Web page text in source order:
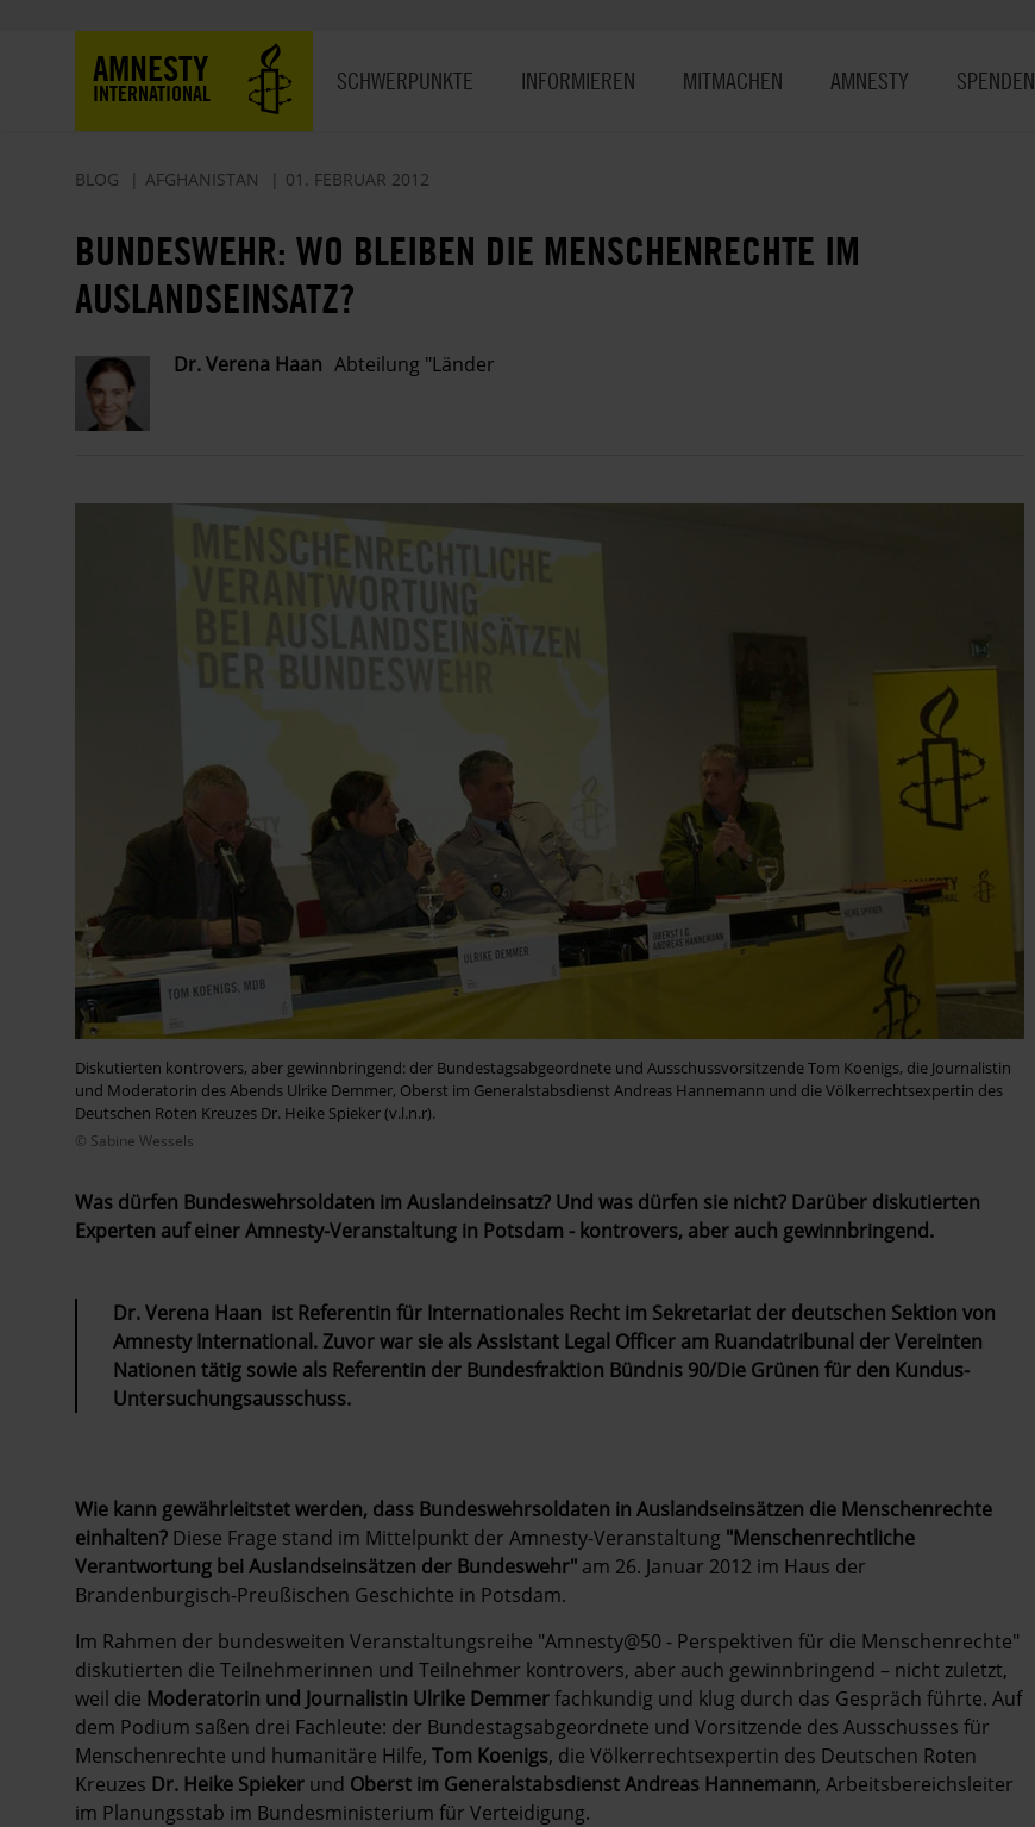
AMNESTY
INTERNATIONAL SCHWERPUNKTE INFORMIEREN MITMACHEN AMNESTY SPENDEN
BLOG AFGHANISTAN 01. FEBRUAR 2012
BUNDESWEHR: WO BLEIBEN DIE MENSCHENRECHTE IM
AUSLANDSEINSATZ?
Dr. Verena Haan Abteilung "Länder
Diskutierten kontrovers, aber gewinnbringend: der Bundestagsabgeordnete und Ausschussvorsitzende Tom Koenigs, die Journalistin
und Moderatorin des Abends Ulrike Demmer, Oberst im Generalstabsdienst Andreas Hannemann und die Völkerrechtsexpertin des
Deutschen Roten Kreuzes Dr. Heike Spieker (v.l.n.r).
© Sabine Wessels
Was dürfen Bundeswehrsoldaten im Auslandeinsatz? Und was dürfen sie nicht? Darüber diskutierten
Experten auf einer Amnesty-Veranstaltung in Potsdam - kontrovers, aber auch gewinnbringend.
Dr. Verena Haan ist Referentin für Internationales Recht im Sekretariat der deutschen Sektion von
Amnesty International. Zuvor war sie als Assistant Legal Officer am Ruandatribunal der Vereinten
Nationen tätig sowie als Referentin der Bundesfraktion Bündnis 90/Die Grünen für den Kundus-
Untersuchungsausschuss.
Wie kann gewährleitstet werden, dass Bundeswehrsoldaten in Auslandseinsätzen die Menschenrechte
einhalten? Diese Frage stand im Mittelpunkt der Amnesty-Veranstaltung "Menschenrechtliche
Verantwortung bei Auslandseinsätzen der Bundeswehr" am 26. Januar 2012 im Haus der
Brandenburgisch-Preußischen Geschichte in Potsdam.
Im Rahmen der bundesweiten Veranstaltungsreihe "Amnesty@50 - Perspektiven für die Menschenrechte"
diskutierten die Teilnehmerinnen und Teilnehmer kontrovers, aber auch gewinnbringend – nicht zuletzt,
weil die Moderatorin und Journalistin Ulrike Demmerfachkundig und klug durch das Gespräch führte. Auf
dem Podium saßen drei Fachleute: der Bundestagsabgeordnete und Vorsitzende des Ausschusses für
Menschenrechte und humanitäre Hilfe, Tom Koenigs, die Völkerrechtsexpertin des Deutschen Roten
Kreuzes Dr. Heike Spieker und Oberst im Generalstabsdienst Andreas Hannemann, Arbeitsbereichsleiter
im Planungsstab im Bundesministerium für Verteidigung.